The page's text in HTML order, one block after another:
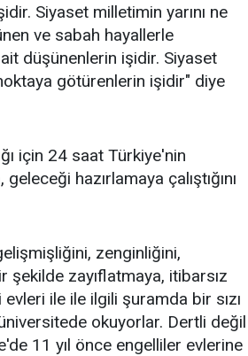
Siyaset milletimin yarını ne
ve sabah hayallerle
düşünenlerin işidir. Siyaset
götürenlerin işidir" diye
için 24 saat Türkiye'nin
hazırlamaya çalıştığını
zenginliğini,
zayıflatmaya, itibarsız
ile ile ilgili şuramda bir sızı
okuyorlar. Dertli değil
11 yıl önce engelliler evlerine